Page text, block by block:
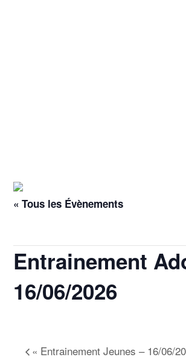
« Tous les Évènements
Entrainement
16/06/2026
« Entrainement Jeunes – 16/06/